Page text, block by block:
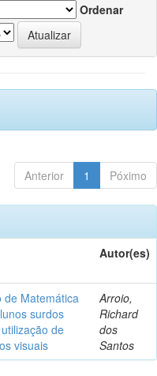
Ordenar
Anterior 1 Póximo
Autor(es)
de Matemática
surdos
de
visuais
Arroio,
Richard
dos
Santos